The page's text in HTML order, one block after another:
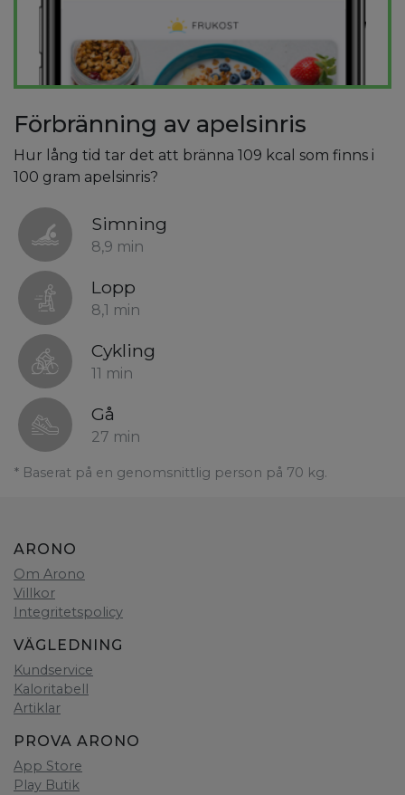
Förbränning av apelsinris
Hur lång tid tar det att bränna 109 kcal som finns i
100 gram apelsinris?
Simning
8,9 min
Lopp
8,1 min
Cykling
11 min
Gå
27 min
* Baserat på en genomsnittlig person på 70 kg.
ARONO
Om Arono
Villkor
Integritetspolicy
VÄGLEDNING
Kundservice
Kaloritabell
Artiklar
PROVA ARONO
App Store
Play Butik